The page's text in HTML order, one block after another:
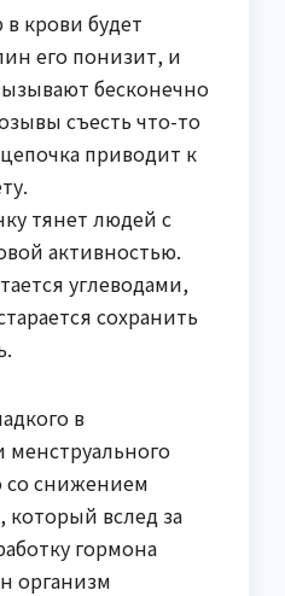
в крови будет
его понизит, и
бесконечно
съесть что-то
приводит к
тянет людей с
активностью.
углеводами,
сохранить
в
со снижением
который вслед за
гормона
организм